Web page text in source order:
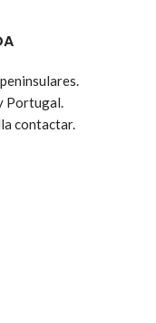
Portugal.
contactar.